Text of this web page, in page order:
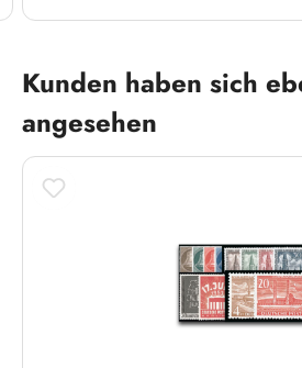
Produktgalerie überspringen
Kunden haben sich
angesehen